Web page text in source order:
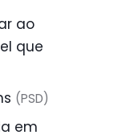
ao
que
(PSD)
em